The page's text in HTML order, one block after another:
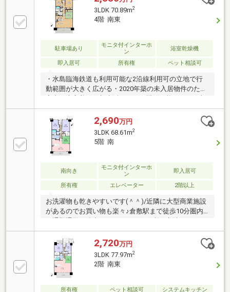
3LDK 70.89m2
4階 南東
駐車場あり
モニタ付インターホ
ン
浴室乾燥機
即入居可 所有権 ペット相談可
・水島臨海鉄道も利用可能な2沿線利用可の立地で行
動範囲が大きく広がる・2020年築の未入居物件のため
東向きで明るい陽光が室内を包みます・落ち着きのあ
る和室はゲストルームや子どもの遊び場として多目的
に活用・食器洗浄乾燥機やワイド洗面台など家事効率
を高める最新設備を完備【周辺環境】・JR倉敷駅まで
平坦な道を徒歩9分、毎日の通勤通学がスムーズ・風
情ある倉敷美観地区まで徒歩16分で歴史を感じる散策
が日常に・アリオ倉敷まで徒歩9分で休日のお買い物
を気軽に楽しめる・遊具や芝生が広がる倉敷みらい公
園まで徒歩8分と外遊びも充実の環境
2,690万円
3LDK 68.61m2
5階 南
南向き
モニタ付インターホ
ン
即入居可
所有権 エレベーター 2階以上
お洗濯物も乾きやすいです(＾＾)/近隣に大型商業施設
があるのでお買い物も楽々♪倉敷駅まで徒歩10分圏内
ω・´)b・町内会費400円/月・GMアソシエライフアッ
プサービス(任意加入)275円/月・ペット相談(サイズ規
制あり)・駐車場は抽選（別途駐車場料金要）・浴室ハ
ウスクリーニング実施済み・倉敷市立老松小学校ま
で 約922m・倉敷市立西中学校まで 約547m・
食品館 天満屋ハピーズ アリオ倉敷店まで 約
730m・セブンイレブン 倉敷老松3丁目店まで 約
2,720万円
3LDK 77.97m2
2階 南東
所有権 ペット相談可
システムキッチン